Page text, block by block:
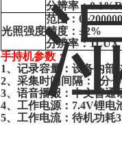
分辨率：
光照强度
范围：
精度： ±2%
分辨率：1LUX
手持机参数：
1、记录容量：设备内部
2、采集时间间隔： 分
3、语音播报：中文普通
4、工作电源： 7.4V锂电
5、工作电流：待机功耗